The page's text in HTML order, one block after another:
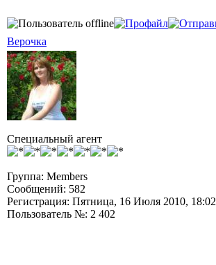
Верочка
Специальный агент
Группа: Members
Сообщений: 582
Регистрация: Пятница, 16 Июля 2010, 18:02
Пользователь №: 2 402